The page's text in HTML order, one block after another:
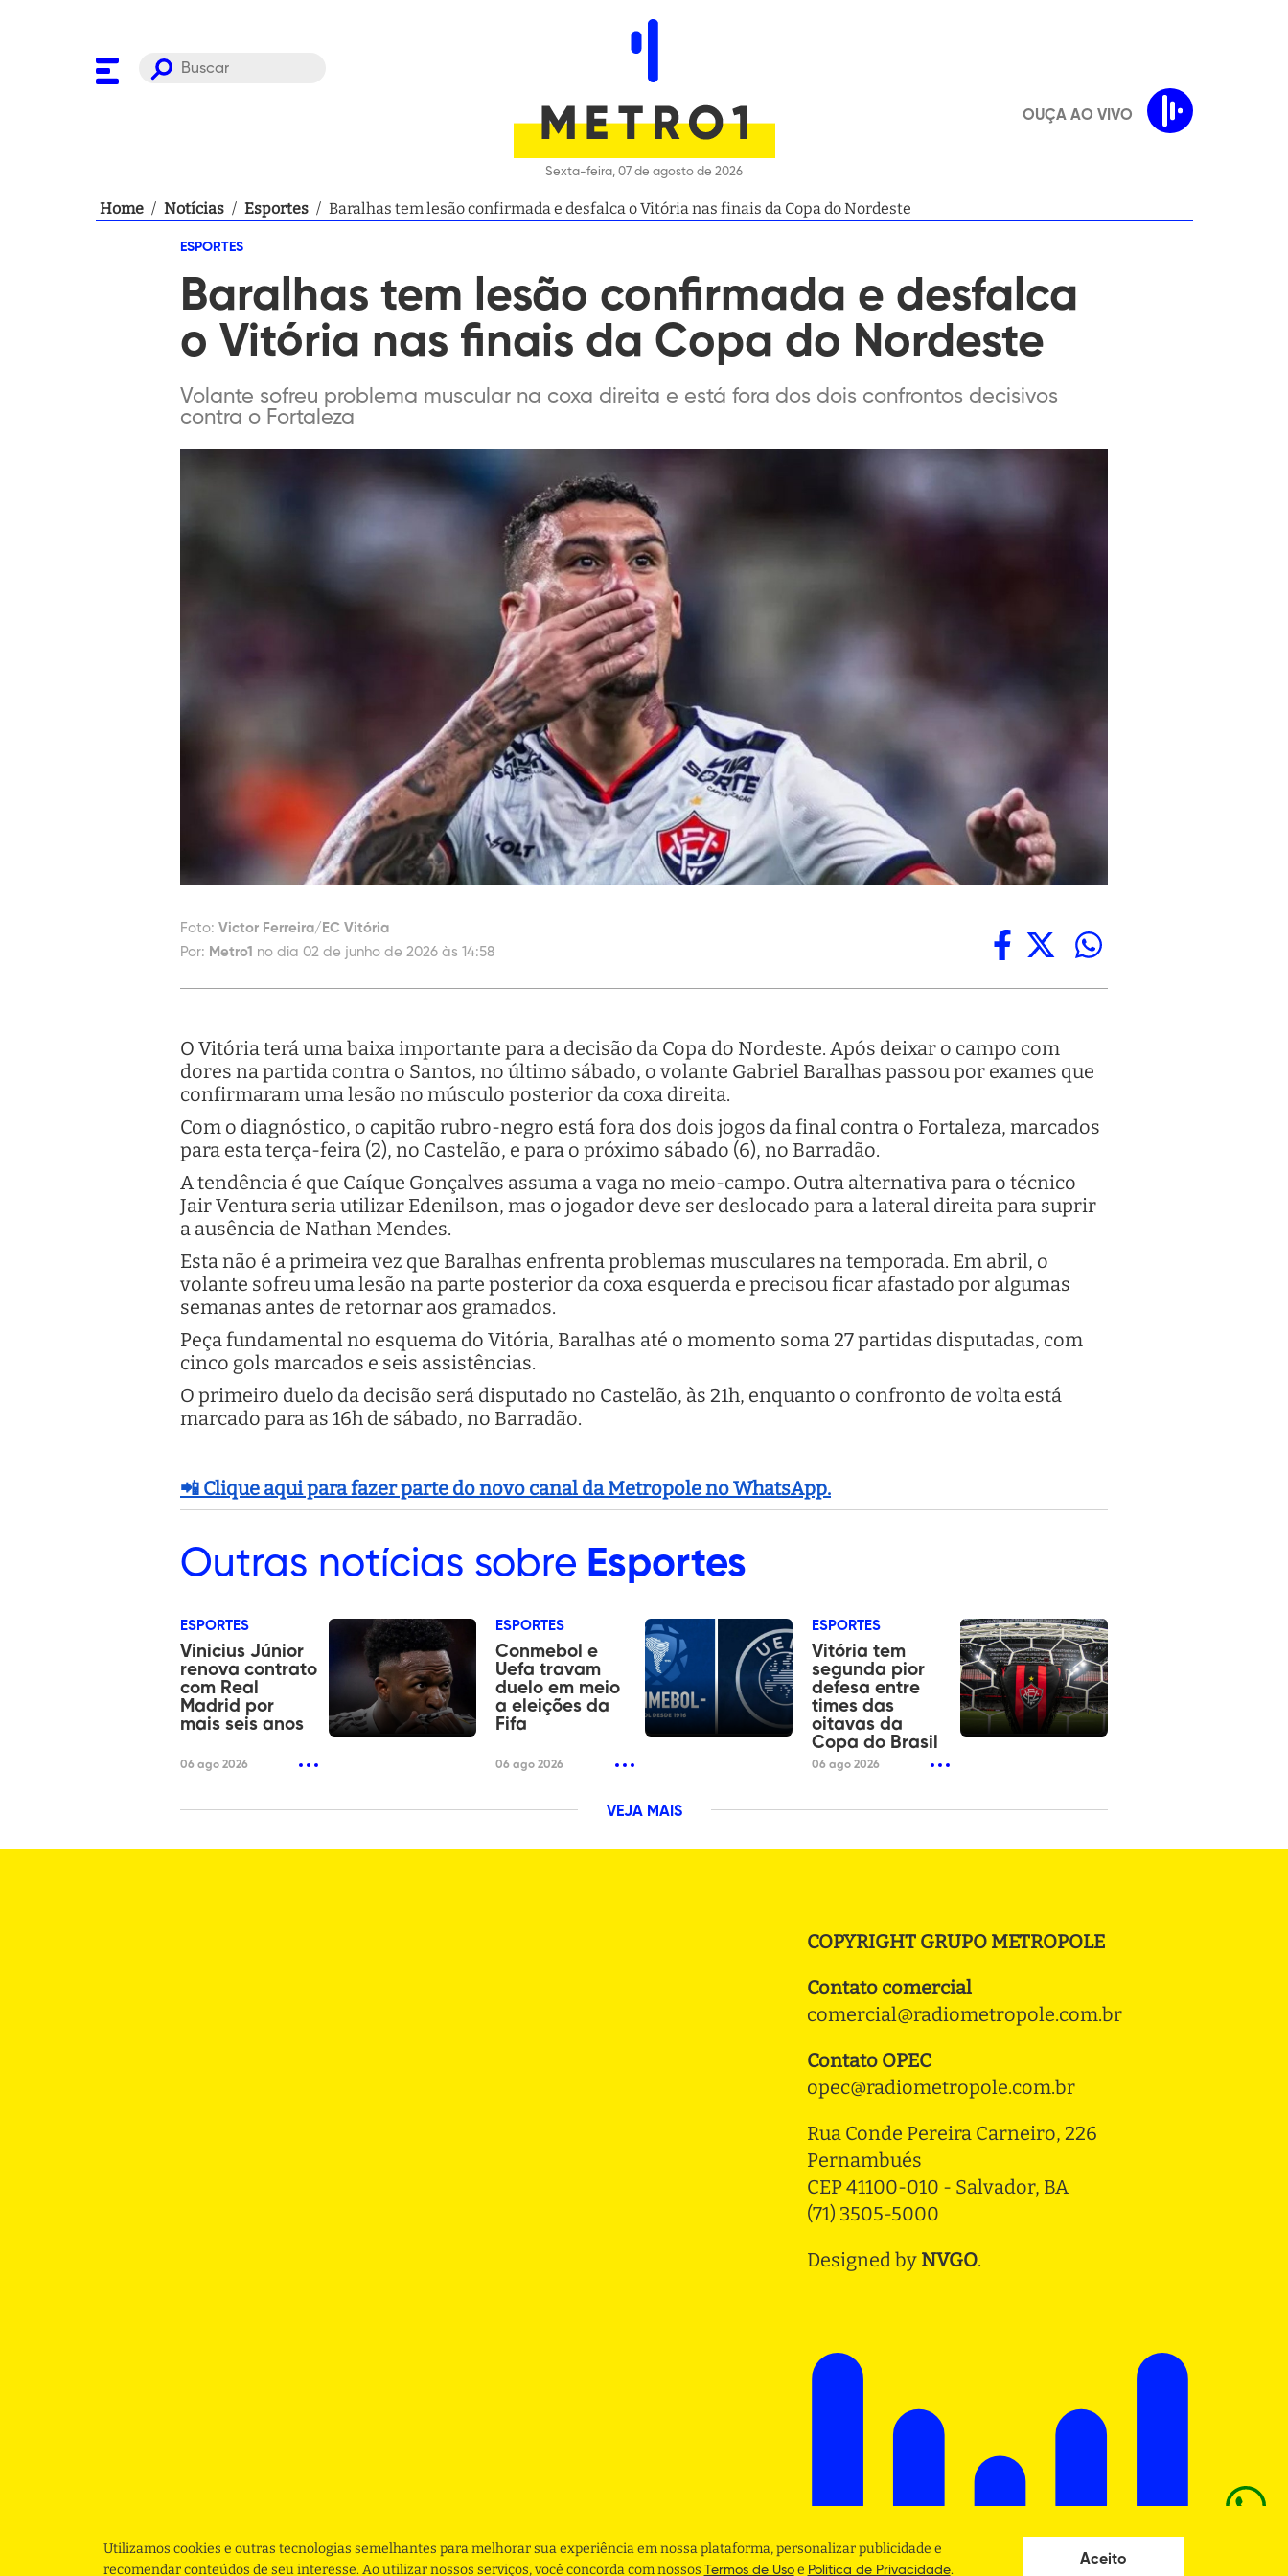
Sexta-feira, 07 de agosto de 2026
OUÇA AO VIVO
Home / Notícias / Esportes / Baralhas tem lesão confirmada e desfalca o Vitória nas finais da Copa do Nordeste
ESPORTES
Baralhas tem lesão confirmada e desfalca
o Vitória nas finais da Copa do Nordeste
Volante sofreu problema muscular na coxa direita e está fora dos dois confrontos decisivos
contra o Fortaleza
Foto: Victor Ferreira/EC Vitória
Por: Metro1 no dia 02 de junho de 2026 às 14:58
O Vitória terá uma baixa importante para a decisão da Copa do Nordeste. Após deixar o campo com
dores na partida contra o Santos, no último sábado, o volante Gabriel Baralhas passou por exames que
confirmaram uma lesão no músculo posterior da coxa direita.
Com o diagnóstico, o capitão rubro-negro está fora dos dois jogos da final contra o Fortaleza, marcados
para esta terça-feira (2), no Castelão, e para o próximo sábado (6), no Barradão.
A tendência é que Caíque Gonçalves assuma a vaga no meio-campo. Outra alternativa para o técnico
Jair Ventura seria utilizar Edenilson, mas o jogador deve ser deslocado para a lateral direita para suprir
a ausência de Nathan Mendes.
Esta não é a primeira vez que Baralhas enfrenta problemas musculares na temporada. Em abril, o
volante sofreu uma lesão na parte posterior da coxa esquerda e precisou ficar afastado por algumas
semanas antes de retornar aos gramados.
Peça fundamental no esquema do Vitória, Baralhas até o momento soma 27 partidas disputadas, com
cinco gols marcados e seis assistências.
O primeiro duelo da decisão será disputado no Castelão, às 21h, enquanto o confronto de volta está
marcado para as 16h de sábado, no Barradão.
📲 Clique aqui para fazer parte do novo canal da Metropole no WhatsApp.
Outras notícias sobre Esportes
ESPORTES
Vinicius Júnior
renova contrato
com Real
Madrid por
mais seis anos
06 ago 2026
ESPORTES
Conmebol e
Uefa travam
duelo em meio
a eleições da
Fifa
06 ago 2026
ESPORTES
Vitória tem
segunda pior
defesa entre
times das
oitavas da
Copa do Brasil
06 ago 2026
VEJA MAIS
COPYRIGHT GRUPO METROPOLE
Contato comercial
comercial@radiometropole.com.br
Contato OPEC
opec@radiometropole.com.br
Rua Conde Pereira Carneiro, 226
Pernambués
CEP 41100-010 - Salvador, BA
(71) 3505-5000
Designed by NVGO.
Utilizamos cookies e outras tecnologias semelhantes para melhorar sua experiência em nossa plataforma, personalizar publicidade e
recomendar conteúdos de seu interesse. Ao utilizar nossos serviços, você concorda com nossos Termos de Usoe Politica de Privacidade.
Aceito